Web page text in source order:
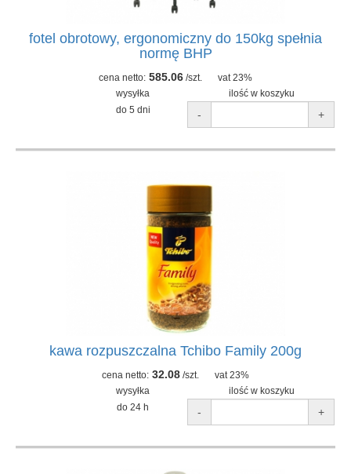
fotel obrotowy, ergonomiczny do 150kg spełnia
normę BHP
cena netto: 585.06 /szt.
vat 23%
wysyłka
ilość w koszyku
do 5 dni
- +
kawa rozpuszczalna Tchibo Family 200g
cena netto: 32.08 /szt.
vat 23%
wysyłka
ilość w koszyku
do 24 h
- +